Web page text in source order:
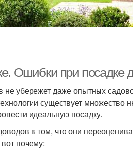
Ошибки при посадке
не убережет даже опытных
существует
идеальную посадку.
в том, что они
почему: